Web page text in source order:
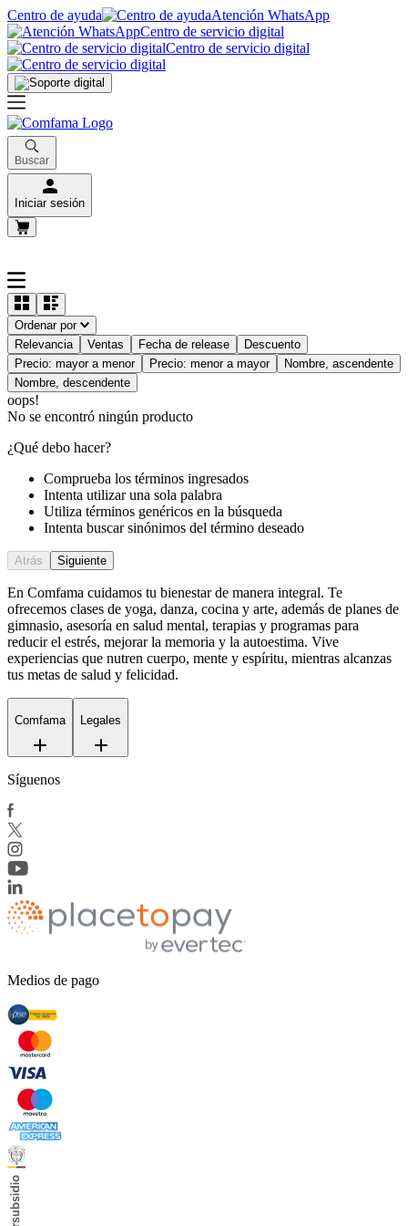
Centro de ayuda
Atención WhatsApp
Centro de servicio digital
Centro de servicio digital
Buscar
Iniciar sesión
Ordenar por
Relevancia
Ventas Fecha de release
Descuento
Precio: mayor a menor
Precio: menor a mayor
Nombre, ascendente
Nombre, descendente
oops!
No se encontró ningún producto
¿Qué debo hacer?
Comprueba los términos ingresados
Intenta utilizar una sola palabra
Utiliza términos genéricos en la búsqueda
Intenta buscar sinónimos del término deseado
Atrás Siguiente
En Comfama cuidamos tu bienestar de manera integral. Te
ofrecemos clases de yoga, danza, cocina y arte, además de planes de
gimnasio, asesoría en salud mental, terapias y programas para
reducir el estrés, mejorar la memoria y la autoestima. Vive
experiencias que nutren cuerpo, mente y espíritu, mientras alcanzas
tus metas de salud y felicidad.
Comfama Legales
Síguenos
Medios de pago